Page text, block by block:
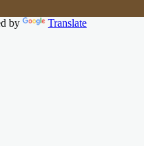
by Translate